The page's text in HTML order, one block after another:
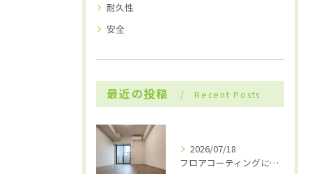
耐久性
安全
最近の投稿 Recent Posts
2026/07/18
フロアコーティングにおける「プライマー」の重要性